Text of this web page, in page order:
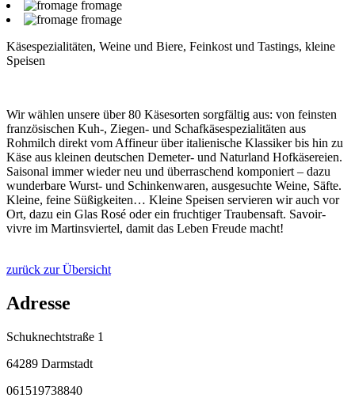
Käsespezialitäten, Weine und Biere, Feinkost und Tastings, kleine
Speisen
Wir wählen unsere über 80 Käsesorten sorgfältig aus: von feinsten
französischen Kuh-, Ziegen- und Schafkäsespezialitäten aus
Rohmilch direkt vom Affineur über italienische Klassiker bis hin zu
Käse aus kleinen deutschen Demeter- und Naturland Hofkäsereien.
Saisonal immer wieder neu und überraschend komponiert – dazu
wunderbare Wurst- und Schinkenwaren, ausgesuchte Weine, Säfte.
Kleine, feine Süßigkeiten… Kleine Speisen servieren wir auch vor
Ort, dazu ein Glas Rosé oder ein fruchtiger Traubensaft. Savoir-
vivre im Martinsviertel, damit das Leben Freude macht!
zurück zur Übersicht
Adresse
Schuknechtstraße 1
64289 Darmstadt
061519738840